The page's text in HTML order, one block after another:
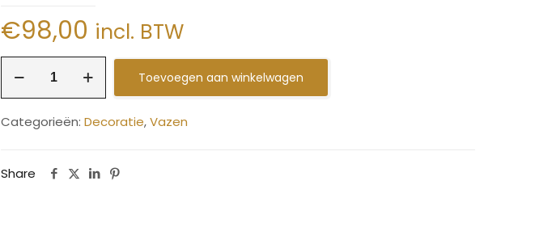
€98,00 incl. BTW
Toevoegen aan winkelwagen
Categorieën: Decoratie,Vazen
Share